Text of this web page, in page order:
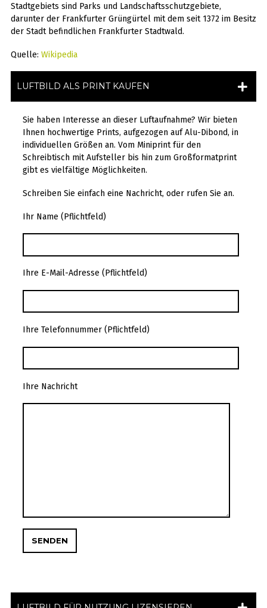
Stadtgebiets sind Parks und Landschaftsschutzgebiete,
darunter der Frankfurter Grüngürtel mit dem seit 1372 im Besitz
der Stadt befindlichen Frankfurter Stadtwald.
Quelle: Wikipedia
LUFTBILD ALS PRINT KAUFEN
Sie haben Interesse an dieser Luftaufnahme? Wir bieten
Ihnen hochwertige Prints, aufgezogen auf Alu-Dibond, in
individuellen Größen an. Vom Miniprint für den
Schreibtisch mit Aufsteller bis hin zum Großformatprint
gibt es vielfältige Möglichkeiten.
Schreiben Sie einfach eine Nachricht, oder rufen Sie an.
Ihr Name (Pflichtfeld)
Ihre E-Mail-Adresse (Pflichtfeld)
Ihre Telefonnummer (Pflichtfeld)
Ihre Nachricht